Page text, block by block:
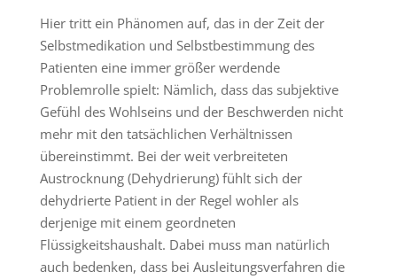
Hier tritt ein Phänomen auf, das in der Zeit der
Selbstmedikation und Selbstbestimmung des
Patienten eine immer größer werdende
Problemrolle spielt: Nämlich, dass das subjektive
Gefühl des Wohlseins und der Beschwerden nicht
mehr mit den tatsächlichen Verhältnissen
übereinstimmt. Bei der weit verbreiteten
Austrocknung (Dehydrierung) fühlt sich der
dehydrierte Patient in der Regel wohler als
derjenige mit einem geordneten
Flüssigkeitshaushalt. Dabei muss man natürlich
auch bedenken, dass bei Ausleitungsverfahren die